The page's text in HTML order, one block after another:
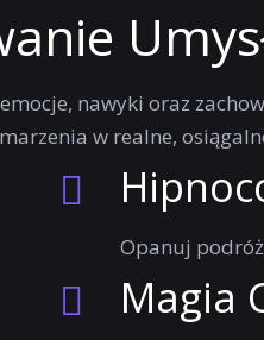
nawyki oraz
w realne,
Opanuj
Magia